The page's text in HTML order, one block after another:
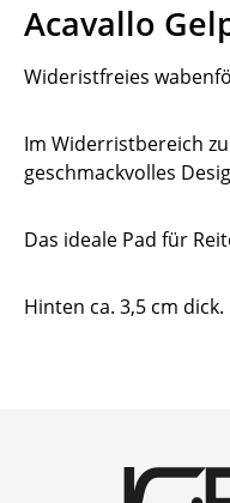
Acavallo
Wideristfreies
Im Widerristbereich
geschmackvolles
Das ideale Pad für
Hinten ca. 3,5 cm dick.